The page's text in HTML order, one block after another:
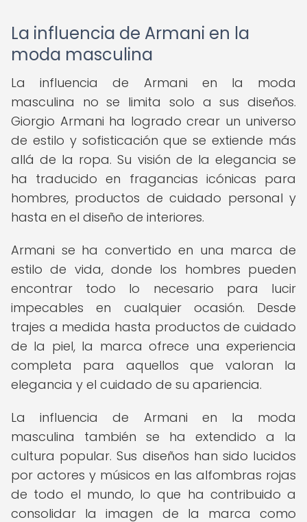
La influencia de Armani en la
moda masculina
La influencia de Armani en la moda
masculina no se limita solo a sus diseños.
Giorgio Armani ha logrado crear un universo
de estilo y sofisticación que se extiende más
allá de la ropa. Su visión de la elegancia se
ha traducido en fragancias icónicas para
hombres, productos de cuidado personal y
hasta en el diseño de interiores.
Armani se ha convertido en una marca de
estilo de vida, donde los hombres pueden
encontrar todo lo necesario para lucir
impecables en cualquier ocasión. Desde
trajes a medida hasta productos de cuidado
de la piel, la marca ofrece una experiencia
completa para aquellos que valoran la
elegancia y el cuidado de su apariencia.
La influencia de Armani en la moda
masculina también se ha extendido a la
cultura popular. Sus diseños han sido lucidos
por actores y músicos en las alfombras rojas
de todo el mundo, lo que ha contribuido a
consolidar la imagen de la marca como